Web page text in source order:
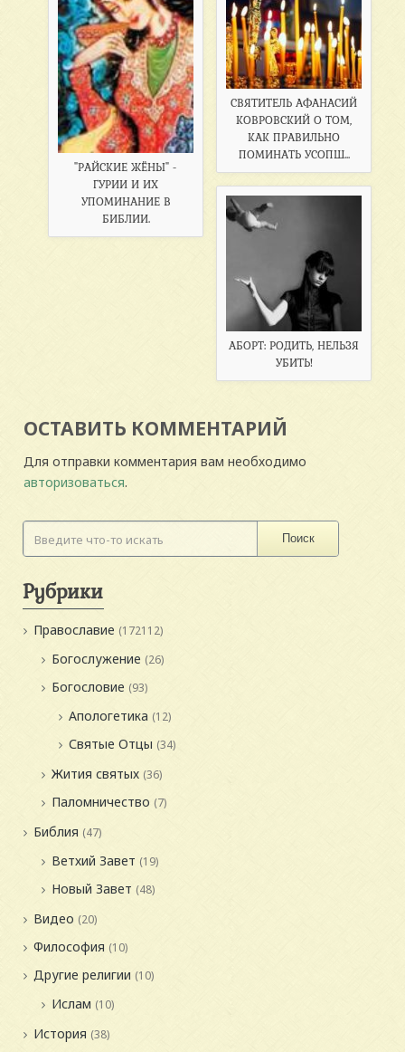
"РАЙСКИЕ ЖЁНЫ" -
ГУРИИ И ИХ
УПОМИНАНИЕ В
БИБЛИИ.
СВЯТИТЕЛЬ АФАНАСИЙ
КОВРОВСКИЙ О ТОМ,
КАК ПРАВИЛЬНО
ПОМИНАТЬ УСОПШ...
АБОРТ: РОДИТЬ, НЕЛЬЗЯ
УБИТЬ!
ОСТАВИТЬ КОММЕНТАРИЙ
Для отправки комментария вам необходимо
авторизоваться.
Поиск
Рубрики
Православие (172112)
Богослужение (26)
Богословие (93)
Апологетика (12)
Святые Отцы (34)
Жития святых (36)
Паломничество (7)
Библия (47)
Ветхий Завет (19)
Новый Завет (48)
Видео (20)
Философия (10)
Другие религии (10)
Ислам (10)
История (38)